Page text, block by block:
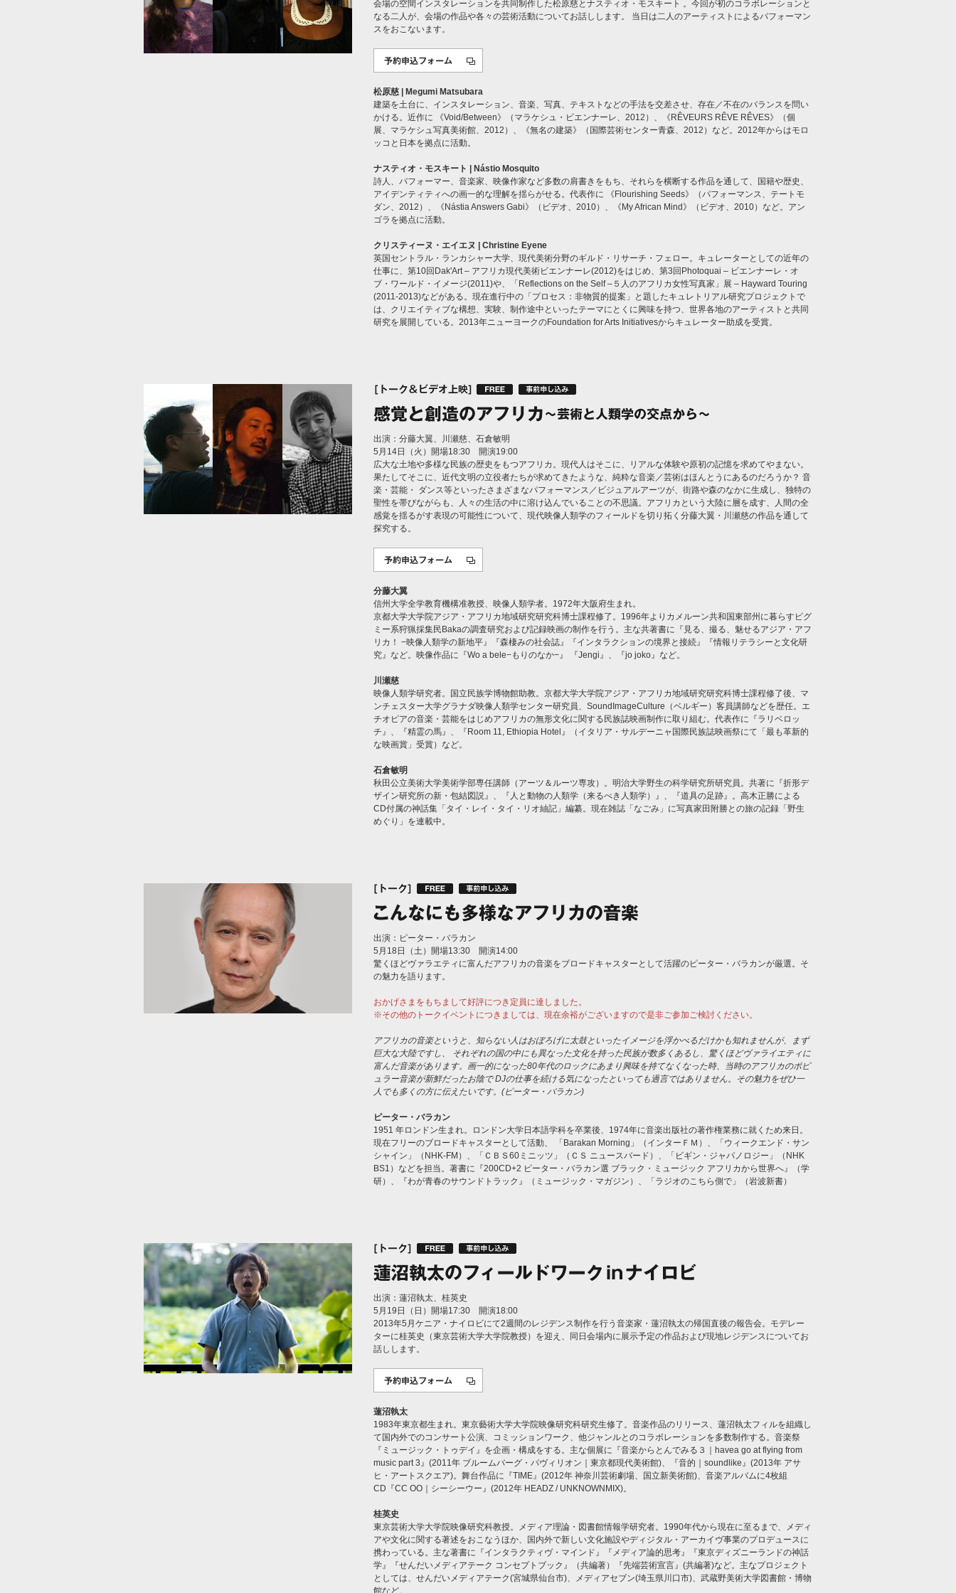
会場の空間インスタレーションを共同制作した松原慈とナスティオ・モスキート 。今回が初のコラボレーションと
なる二人が、会場の作品や各々の芸術活動についてお話しします。 当日は二人のアーティストによるパフォーマン
スをおこないます。
松原慈 | Megumi Matsubara
建築を土台に、インスタレーション、音楽、写真、テキストなどの手法を交差させ、存在／不在のバランスを問い
かける。近作に 《Void/Between》（マラケシュ・ビエンナーレ、2012）、《RÊVEURS RÊVE RÊVES》（個
展、マラケシュ写真美術館、2012）、《無名の建築》（国際芸術センター青森、2012）など。2012年からはモロ
ッコと日本を拠点に活動。
ナスティオ・モスキート | Nástio Mosquito
詩人、パフォーマー、音楽家、映像作家など多数の肩書きをもち、それらを横断する作品を通して、国籍や歴史、
アイデンティティへの画一的な理解を揺らがせる。代表作に 《Flourishing Seeds》（パフォーマンス、テートモ
ダン、2012）、《Nástia Answers Gabi》（ビデオ、2010）、《My African Mind》（ビデオ、2010）など。アン
ゴラを拠点に活動。
クリスティーヌ・エイエヌ | Christine Eyene
英国セントラル・ランカシャー大学、現代美術分野のギルド・リサーチ・フェロー。キュレーターとしての近年の
仕事に、第10回Dak'Art – アフリカ現代美術ビエンナーレ(2012)をはじめ、第3回Photoquai – ビエンナーレ・オ
ブ・ワールド・イメージ(2011)や、「Reflections on the Self –５人のアフリカ女性写真家」展 – Hayward Touring
(2011-2013)などがある。現在進行中の「プロセス：非物質的提案」と題したキュレトリアル研究プロジェクトで
は、クリエイティブな構想、実験、制作途中といったテーマにとくに興味を持つ、世界各地のアーティストと共同
研究を展開している。2013年ニューヨークのFoundation for Arts Initiativesからキュレーター助成を受賞。
出演：分藤大翼、川瀬慈、石倉敏明
5月14日（火）開場18:30 開演19:00
広大な土地や多様な民族の歴史をもつアフリカ。現代人はそこに、リアルな体験や原初の記憶を求めてやまない。
果たしてそこに、近代文明の立役者たちが求めてきたような、純粋な音楽／芸術はほんとうにあるのだろうか？ 音
楽・芸能・ ダンス等といったさまざまなパフォーマンス／ビジュアルアーツが、街路や森のなかに生成し、独特の
聖性を帯びながらも、人々の生活の中に溶け込んでいることの不思議。アフリカという大陸に層を成す、人間の全
感覚を揺るがす表現の可能性について、現代映像人類学のフィールドを切り拓く分藤大翼・川瀬慈の作品を通して
探究する。
分藤大翼
信州大学全学教育機構准教授、映像人類学者。1972年大阪府生まれ。
京都大学大学院アジア・アフリカ地域研究研究科博士課程修了。1996年よりカメルーン共和国東部州に暮らすピグ
ミー系狩猟採集民Bakaの調査研究および記録映画の制作を行う。主な共著書に『見る、撮る、魅せるアジア・アフ
リカ！ −映像人類学の新地平』『森棲みの社会誌』『インタラクションの境界と接続』『情報リテラシーと文化研
究』など。映像作品に『Wo a bele−もりのなか−』 『Jengi』、『jo joko』など。
川瀬慈
映像人類学研究者。国立民族学博物館助教。京都大学大学院アジア・アフリカ地域研究研究科博士課程修了後、マ
ンチェスター大学グラナダ映像人類学センター研究員、SoundImageCulture（ベルギー）客員講師などを歴任。エ
チオピアの音楽・芸能をはじめアフリカの無形文化に関する民族誌映画制作に取り組む。代表作に『ラリベロッ
チ』、『精霊の馬』、『Room 11, Ethiopia Hotel』（イタリア・サルデーニャ国際民族誌映画祭にて「最も革新的
な映画賞」受賞）など。
石倉敏明
秋田公立美術大学美術学部専任講師（アーツ＆ルーツ専攻）。明治大学野生の科学研究所研究員。共著に『折形デ
ザイン研究所の新・包結図説』、『人と動物の人類学（来るべき人類学）』、『道具の足跡』。高木正勝による
CD付属の神話集「タイ・レイ・タイ・リオ紬記」編纂。現在雑誌「なごみ」に写真家田附勝との旅の記録「野生
めぐり」を連載中。
出演：ピーター・バラカン
5月18日（土）開場13:30 開演14:00
驚くほどヴァラエティに富んだアフリカの音楽をブロードキャスターとして活躍のピーター・バラカンが厳選。そ
の魅力を語ります。
おかげさまをもちまして好評につき定員に達しました。
※その他のトークイベントにつきましては、現在余裕がございますので是非ご参加ご検討ください。
アフリカの音楽というと、知らない人はおぼろげに太鼓といったイメージを浮かべるだけかも知れませんが、まず
巨大な大陸ですし、 それぞれの国の中にも異なった文化を持った民族が数多くあるし、驚くほどヴァライエティに
富んだ音楽があります。画一的になった80年代のロックにあまり興味を持てなくなった時、当時のアフリカのポピ
ュラー音楽が新鮮だったお陰で DJの仕事を続ける気になったといっても過言ではありません。その魅力をぜひ一
人でも多くの方に伝えたいです。(ピーター・バラカン)
ピーター・バラカン
1951 年ロンドン生まれ。ロンドン大学日本語学科を卒業後、1974年に音楽出版社の著作権業務に就くため来日。
現在フリーのブロードキャスターとして活動、 「Barakan Morning」（インターＦＭ）、「ウィークエンド・サン
シャイン」（NHK-FM）、「ＣＢＳ60ミニッツ」（ＣＳ ニュースバード）、「ビギン・ジャパノロジー」（NHK
BS1）などを担当。著書に『200CD+2 ピーター・バラカン選 ブラック・ミュージック アフリカから世界へ』（学
研）、『わが青春のサウンドトラック』（ミュージック・マガジン）、「ラジオのこちら側で」（岩波新書）
出演：蓮沼執太、桂英史
5月19日（日）開場17:30 開演18:00
2013年5月ケニア・ナイロビにて2週間のレジデンス制作を行う音楽家・蓮沼執太の帰国直後の報告会。モデレー
ターに桂英史（東京芸術大学大学院教授）を迎え、同日会場内に展示予定の作品および現地レジデンスについてお
話しします。
蓮沼執太
1983年東京都生まれ。東京藝術大学大学院映像研究科研究生修了。音楽作品のリリース、蓮沼執太フィルを組織し
て国内外でのコンサート公演、コミッションワーク、他ジャンルとのコラボレーションを多数制作する。音楽祭
『ミュージック・トゥデイ』を企画・構成をする。主な個展に『音楽からとんでみる３｜havea go at flying from
music part 3』(2011年 ブルームバーグ・パヴィリオン｜東京都現代美術館)、『音的｜soundlike』(2013年 アサ
ヒ・アートスクエア)。舞台作品に『TIME』(2012年 神奈川芸術劇場、国立新美術館)、音楽アルバムに4枚組
CD『CC OO｜シーシーウー』(2012年 HEADZ / UNKNOWNMIX)。
桂英史
東京芸術大学大学院映像研究科教授。メディア理論・図書館情報学研究者。1990年代から現在に至るまで、メディ
アや文化に関する著述をおこなうほか、国内外で新しい文化施設やディジタル・アーカイヴ事業のプロデュースに
携わっている。主な著書に『インタラクティヴ・マインド』『メディア論的思考』『東京ディズニーランドの神話
学』『せんだいメディアテーク コンセプトブック』（共編著）『先端芸術宣言』(共編著)など。主なプロジェクト
としては、せんだいメディアテーク(宮城県仙台市)、メディアセブン(埼玉県川口市)、武蔵野美術大学図書館・博物
館など。